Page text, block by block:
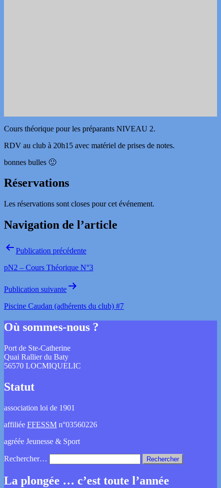
Cours théorique pour les préparants NIVEAU 2.
RDV au club à 20h15 avec matériel de prises de notes.
bonnes bulles 🙂
Réservations
Les réservations sont closes pour cet événement.
Navigation de l’article
Publication précédente
pN2 – Cours Théorique N°3
Publication suivante
Piscine Caudan (adhérents du club) #7
Où sommes-nous ?
Port de Ste-Catherine
Quai Rallier du Baty
56570 LOCMIQUELIC
Statut
association loi de 1901
affiliée FFESSM n°03560226
agréée Jeunesse & Sport
Rechercher…
La plongée … c’est toute l’année